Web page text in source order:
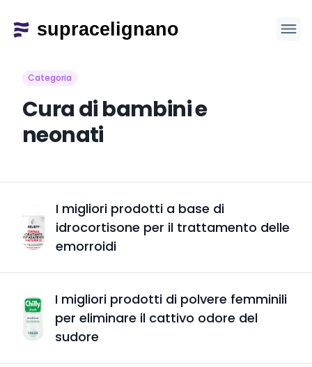
Categoria
Cura di bambini e
neonati
I migliori prodotti a base di
idrocortisone per il trattamento delle
emorroidi
I migliori prodotti di polvere femminili
per eliminare il cattivo odore del
sudore